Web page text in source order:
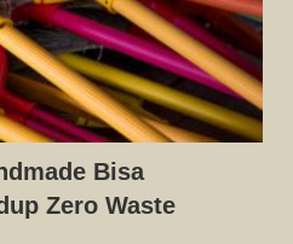
Bisa
Zero Waste